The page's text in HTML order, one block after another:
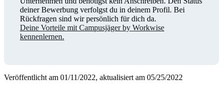
deiner Bewerbung verfolgst du in deinem Profil. Bei
Rückfragen sind wir persönlich für dich da.
Deine Vorteile mit Campusjäger by Workwise
kennenlernen.
Veröffentlicht am 01/11/2022, aktualisiert am 05/25/2022